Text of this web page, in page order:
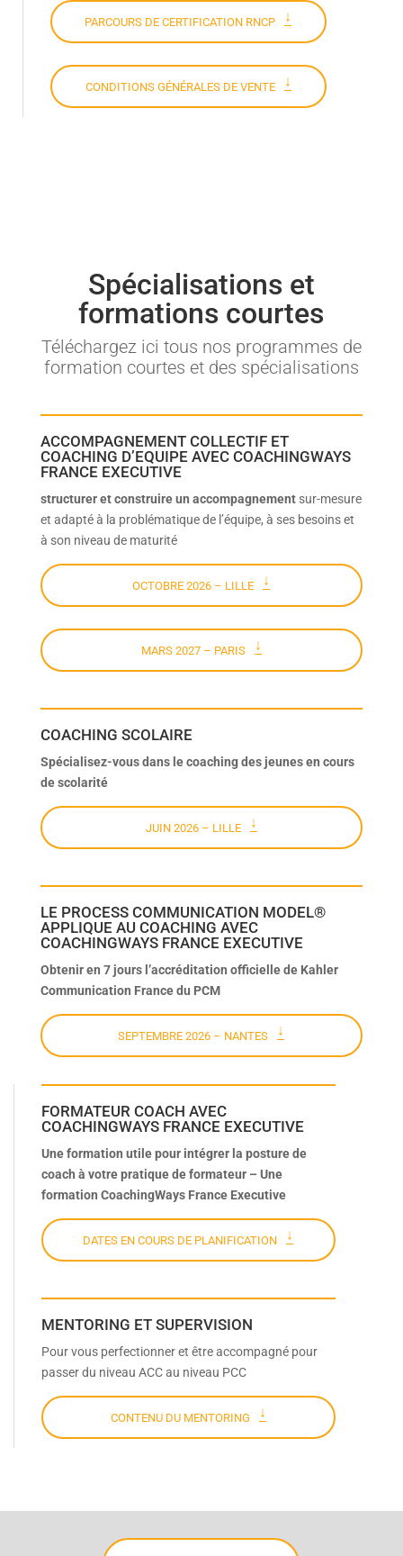
PARCOURS DE CERTIFICATION RNCP
CONDITIONS GÉNÉRALES DE VENTE
Spécialisations et
formations courtes
Téléchargez ici tous nos programmes de
formation courtes et des spécialisations
ACCOMPAGNEMENT COLLECTIF ET
COACHING D’EQUIPE AVEC COACHINGWAYS
FRANCE EXECUTIVE
structurer et construire un accompagnement sur-mesure
et adapté à la problématique de l’équipe, à ses besoins et
à son niveau de maturité
OCTOBRE 2026 – LILLE
MARS 2027 – PARIS
COACHING SCOLAIRE
Spécialisez-vous dans le coaching des jeunes en cours
de scolarité
JUIN 2026 – LILLE
LE PROCESS COMMUNICATION MODEL®
APPLIQUE AU COACHING AVEC
COACHINGWAYS FRANCE EXECUTIVE
Obtenir en 7 jours l’accréditation officielle de Kahler
Communication France du PCM
SEPTEMBRE 2026 – NANTES
FORMATEUR COACH AVEC
COACHINGWAYS FRANCE EXECUTIVE
Une formation utile pour intégrer la posture de
coach à votre pratique de formateur – Une
formation CoachingWays France Executive
DATES EN COURS DE PLANIFICATION
MENTORING ET SUPERVISION
Pour vous perfectionner et être accompagné pour
passer du niveau ACC au niveau PCC
CONTENU DU MENTORING